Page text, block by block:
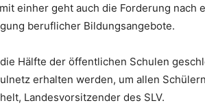
einher geht auch die Forderung nach
beruflicher Bildungsangebote.
Hälfte der öffentlichen Schulen
erhalten werden, um allen
Landesvorsitzender des SLV.